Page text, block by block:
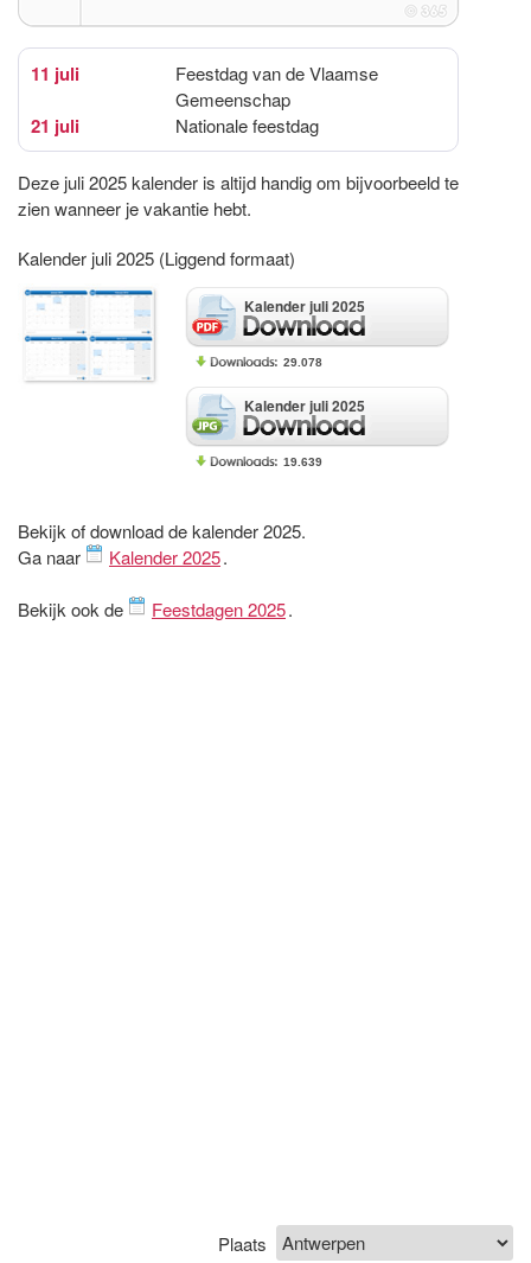
11 juli
Feestdag van de Vlaamse
Gemeenschap
21 juli Nationale feestdag
Deze juli 2025 kalender is altijd handig om bijvoorbeeld te
zien wanneer je vakantie hebt.
Kalender juli 2025 (Liggend formaat)
Kalender juli 2025
29.078
Kalender juli 2025
19.639
Bekijk of download de kalender 2025.
Ga naar
Kalender 2025.
Bekijk ook de Feestdagen 2025.
Plaats